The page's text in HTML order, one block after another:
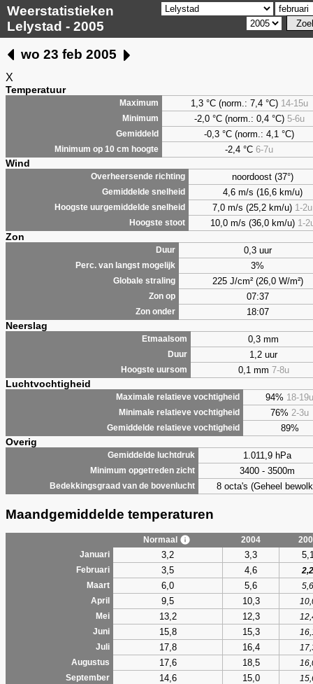
Weerstatistieken
Lelystad - 2005
wo 23 feb 2005
X
Temperatuur
Maximum 1,3°C (norm.: 7,4 °C) 14-15u
Minimum -2,0 °C (norm.: 0,4 °C) 5-6u
Gemiddeld -0,3 °C (norm.: 4,1 °C)
Minimum op 10 cm hoogte -2,4 °C 6-7u
Wind
Overheersende richting noordoost (37°)
Gemiddelde snelheid 4,6 m/s (16,6 km/u)
Hoogste uurgemiddelde snelheid 7,0 m/s (25,2 km/u) 1-2u
Hoogste stoot 10,0 m/s (36,0 km/u) 1-
Zon
Duur 0,3 uur
Perc. van langst mogelijk 3%
Globale straling 225 J/cm² (26,0 W/m²)
Zon op 07:37
Zon onder 18:07
Neerslag
Etmaalsom 0,3 mm
Duur 1,2 uur
Hoogste uursom 0,1 mm 7-8u
Luchtvochtigheid
Maximale relatieve vochtigheid 94% 18-19u
Minimale relatieve vochtigheid 76% 2-3u
Gemiddelde relatieve vochtigheid 89%
Overig
Gemiddelde luchtdruk 1.011,9 hPa
Minimum opgetreden zicht 3400 - 3500m
Bedekkingsgraad van de bovenlucht 8 octa's (Geheel
Maandgemiddelde temperaturen
Normaal 2004
Januari
3,2 3,3
Februari 3,5 4,6
2,2
Maart
6,0 5,6
5,6
April
9,5 10,3
Mei
13,2 12,3
Juni
15,8 15,3
Juli
17,8 16,4
Augustus
17,6 18,5
September
14,6 15,0